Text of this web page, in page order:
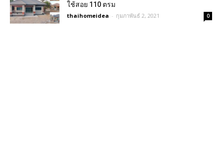
ใช้สอย 110 ตรม
thaihomeidea - กุมภาพันธ์ 2, 2021 0